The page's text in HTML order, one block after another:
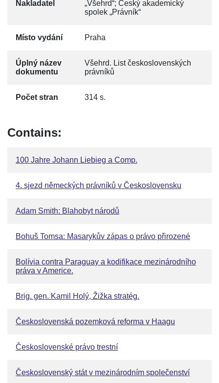
Nakladatel
„Všehrd“; Český akademický
spolek „Právník“
Místo vydání Praha
Úplný název
dokumentu
Všehrd. List československých
právníků
Počet stran 314 s.
Contains:
100 Jahre Johann Liebieg a Comp.
4. sjezd německých právníků v Československu
Adam Smith: Blahobyt národů
Bohuš Tomsa: Masarykův zápas o právo přirozené
Bolívia contra Paraguay a kodifikace mezinárodního
práva v Americe.
Brig. gen. Kamil Holý, Žižka stratég.
Československá pozemková reforma v Haagu
Československé právo trestní
Československý stát v mezinárodním společenství